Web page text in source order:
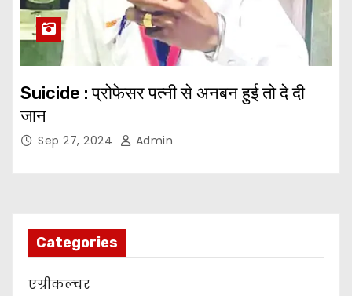
Suicide : प्रोफेसर पत्नी से अनबन हुई तो दे दी
जान
Sep 27, 2024 Admin
Categories
एग्रीकल्चर